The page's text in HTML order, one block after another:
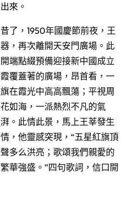
來。
，1950年國慶節前夜，王
，再次離開天安門廣場。此
端點綴預備迎接新中國成立
覆蓋著的廣場，昂首看，一
在霞光中高高飄蕩；平視周
花如海，一派熱烈不凡的氣
。此情此景，馬上王莘發生
，他靈感突現，“五星紅旗頂
多么洪亮；歌頌我們親愛的
華強盛。”四句歌詞，信口開